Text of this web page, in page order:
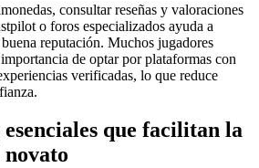
consultar reseñas y valoraciones
o foros especializados ayuda a
reputación. Muchos jugadores
de optar por plataformas con
verificadas, lo que reduce
que facilitan la